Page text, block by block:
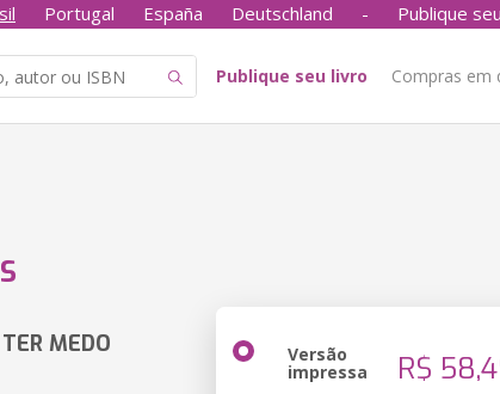
Portugal España Deutschland - Publique
Publique seu livro Compras em
MEDO Versão
impressa R$